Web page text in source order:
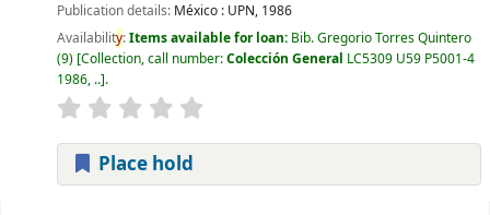
Publication details: México : UPN, 1986
Availability:Items available for loan: Bib. Gregorio Torres Quintero
(9) Collection, call number:Colección General LC5309 U59 P5001-4
1986, .. .
Place hold